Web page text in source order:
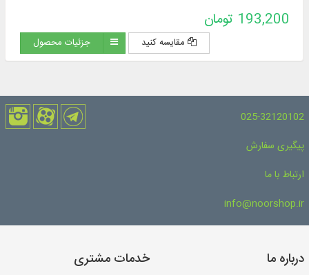
اخلاق اجتماعی – حقوق و قضا – تاریخ معصومان (علیهم السلام) – اسلام –
سیاست – ﻣﺘﻦ ﮐﺎﻣﻞ ﺟﺪﯾﺪﺗﺮﯾﻦ ﭼﺎﭖ ﻣﻮﺳﻮﻋﻪ ﻓﻘﻪ ﺍﻟﺼﺎﺩﻕ 41 جلدی برای
193,200 تومان
مقایسه کنید جزئیات محصول
025-32120102
پیگیری سفارش
ارتباط با ما
info@noorshop.ir
درباره ما خدمات مشتری